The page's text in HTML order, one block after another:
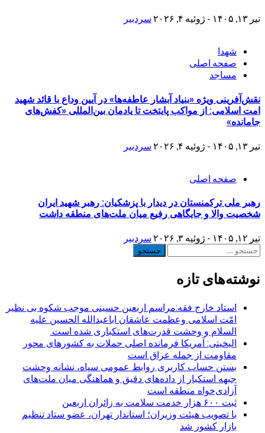
تیر ۱۳, ۱۴۰۵ - ژوئیه ۴, ۲۰۲۶ سردبیر
شهدا
صفحه اصلی
مساجد
نقش‌آفرینی ویژه «بنیاد آبشار عاطفه‌ها» در آیین وداع با قائد شهید
امت اسلامی: از مواکب پایتخت تا یادمان بین‌المللی «کفش‌های
جامانده»
تیر ۱۳, ۱۴۰۵ - ژوئیه ۴, ۲۰۲۶ سردبیر
صفحه اصلی
رهبر ملی ترکمنستان در دیدار با پزشکیان: رهبر شهید ایران
شخصیت والا و جایگاهی رفیع میان ملت‌های منطقه داشت
تیر ۱۲, ۱۴۰۵ - ژوئیه ۳, ۲۰۲۶
سردبیر
جستجو
نوشته‌های تازه
استاد خارج فقه:مراسم اربعین حسینی موجب شکوه بی نظیر
امّت اسلامی وعظمت عاشقان اباعبدالله الحسین علیه
السلام و وحشت قدرت‌های استکباری شده است.
البخیتی: آمریکا فرمانده اصلی حملات به کشورهای محور
مقاومت از جمله عراق است
بستن حساب کاربری روابط عمومی سپاه، نشانه‌ وحشت
جبهه استکبار از داده‌های دقیق و هماهنگی میان ملت‌های
آزادی‌خواه منطقه است
ثبت ۶۰۰ هزار خدمت سلامت به زائران اربعین
با تصویب هیئت وزیران؛ استاندار تهران، عضو ستاد تنظیم
بازار کشور شد